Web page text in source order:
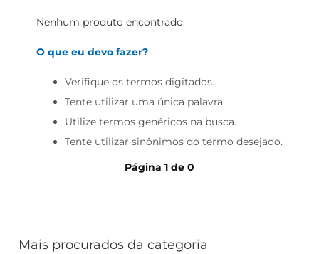
Nenhum produto encontrado
O que eu devo fazer?
Verifique os termos digitados.
Tente utilizar uma única palavra.
Utilize termos genéricos na busca.
Tente utilizar sinônimos do termo desejado.
Página 1de 0
Mais procurados da categoria